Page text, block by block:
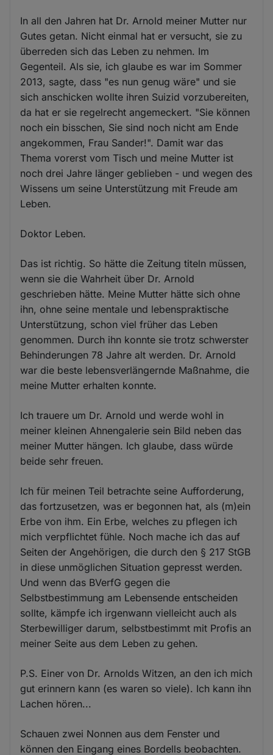
In all den Jahren hat Dr. Arnold meiner Mutter nur
Gutes getan. Nicht einmal hat er versucht, sie zu
überreden sich das Leben zu nehmen. Im
Gegenteil. Als sie, ich glaube es war im Sommer
2013, sagte, dass "es nun genug wäre" und sie
sich anschicken wollte ihren Suizid vorzubereiten,
da hat er sie regelrecht angemeckert. "Sie können
noch ein bisschen, Sie sind noch nicht am Ende
angekommen, Frau Sander!". Damit war das
Thema vorerst vom Tisch und meine Mutter ist
noch drei Jahre länger geblieben - und wegen des
Wissens um seine Unterstützung mit Freude am
Leben.
Doktor Leben.
Das ist richtig. So hätte die Zeitung titeln müssen,
wenn sie die Wahrheit über Dr. Arnold
geschrieben hätte. Meine Mutter hätte sich ohne
ihn, ohne seine mentale und lebenspraktische
Unterstützung, schon viel früher das Leben
genommen. Durch ihn konnte sie trotz schwerster
Behinderungen 78 Jahre alt werden. Dr. Arnold
war die beste lebensverlängernde Maßnahme, die
meine Mutter erhalten konnte.
Ich trauere um Dr. Arnold und werde wohl in
meiner kleinen Ahnengalerie sein Bild neben das
meiner Mutter hängen. Ich glaube, dass würde
beide sehr freuen.
Ich für meinen Teil betrachte seine Aufforderung,
das fortzusetzen, was er begonnen hat, als (m)ein
Erbe von ihm. Ein Erbe, welches zu pflegen ich
mich verpflichtet fühle. Noch mache ich das auf
Seiten der Angehörigen, die durch den § 217 StGB
in diese unmöglichen Situation gepresst werden.
Und wenn das BVerfG gegen die
Selbstbestimmung am Lebensende entscheiden
sollte, kämpfe ich irgenwann vielleicht auch als
Sterbewilliger darum, selbstbestimmt mit Profis an
meiner Seite aus dem Leben zu gehen.
P.S. Einer von Dr. Arnolds Witzen, an den ich mich
gut erinnern kann (es waren so viele). Ich kann ihn
Lachen hören...
Schauen zwei Nonnen aus dem Fenster und
können den Eingang eines Bordells beobachten.